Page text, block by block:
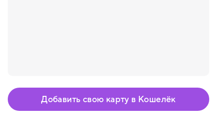
Добавить свою карту в Кошелёк